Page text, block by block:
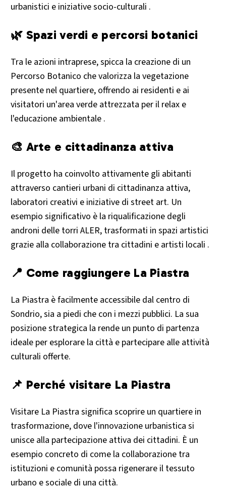
urbanistici e iniziative socio-culturali .​
🌿 Spazi verdi e percorsi botanici
Tra le azioni intraprese, spicca la creazione di un
Percorso Botanico che valorizza la vegetazione
presente nel quartiere, offrendo ai residenti e ai
visitatori un'area verde attrezzata per il relax e
l'educazione ambientale .
🎨 Arte e cittadinanza attiva
Il progetto ha coinvolto attivamente gli abitanti
attraverso cantieri urbani di cittadinanza attiva,
laboratori creativi e iniziative di street art. Un
esempio significativo è la riqualificazione degli
androni delle torri ALER, trasformati in spazi artistici
grazie alla collaborazione tra cittadini e artisti locali .​
📍 Come raggiungere La Piastra
La Piastra è facilmente accessibile dal centro di
Sondrio, sia a piedi che con i mezzi pubblici. La sua
posizione strategica la rende un punto di partenza
ideale per esplorare la città e partecipare alle attività
culturali offerte.
📌 Perché visitare La Piastra
Visitare La Piastra significa scoprire un quartiere in
trasformazione, dove l'innovazione urbanistica si
unisce alla partecipazione attiva dei cittadini. È un
esempio concreto di come la collaborazione tra
istituzioni e comunità possa rigenerare il tessuto
urbano e sociale di una città.​